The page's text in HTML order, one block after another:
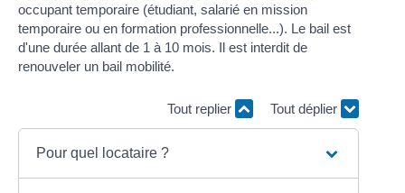
occupant temporaire (étudiant, salarié en mission
temporaire ou en formation professionnelle...). Le bail est
d'une durée allant de 1 à 10 mois. Il est interdit de
renouveler un bail mobilité.
Tout replier Tout déplier
Pour quel locataire ?